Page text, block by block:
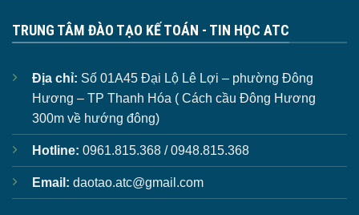
TRUNG TÂM ĐÀO TẠO KẾ TOÁN - TIN HỌC ATC
Địa chỉ: Số 01A45 Đại Lộ Lê Lợi – phường Đông
Hương – TP Thanh Hóa ( Cách cầu Đông Hương
300m về hướng đông)
Hotline: 0961.815.368 / 0948.815.368
Email: daotao.atc@gmail.com